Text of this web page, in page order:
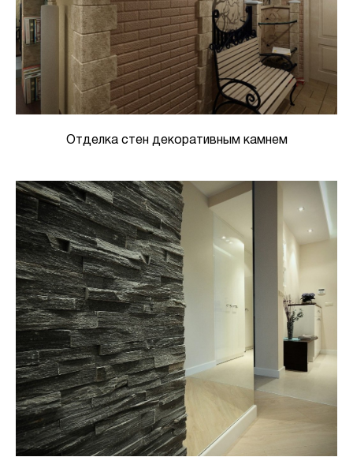
Отделка стен декоративным камнем